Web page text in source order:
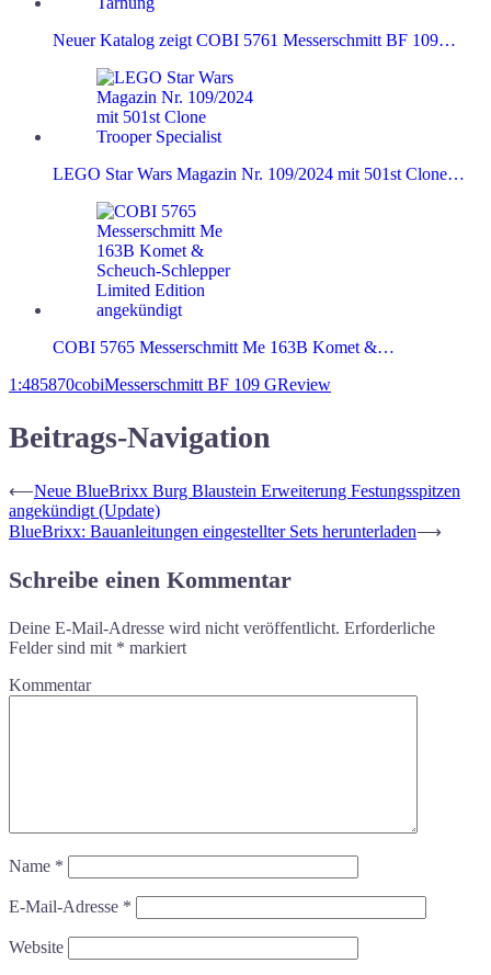
Neuer Katalog zeigt COBI 5761 Messerschmitt BF 109…
LEGO Star Wars Magazin Nr. 109/2024 mit 501st Clone…
COBI 5765 Messerschmitt Me 163B Komet &…
1:485870cobiMesserschmitt BF 109 GReview
Beitrags-Navigation
⟵Neue BlueBrixx Burg Blaustein Erweiterung Festungsspitzen
angekündigt (Update)
BlueBrixx: Bauanleitungen eingestellter Sets herunterladen⟶
Schreibe einen Kommentar
Deine E-Mail-Adresse wird nicht veröffentlicht. Erforderliche
Felder sind mit * markiert
Kommentar
Name *
E-Mail-Adresse *
Website